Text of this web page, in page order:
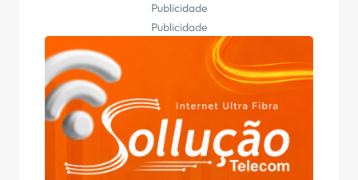
Publicidade
Publicidade